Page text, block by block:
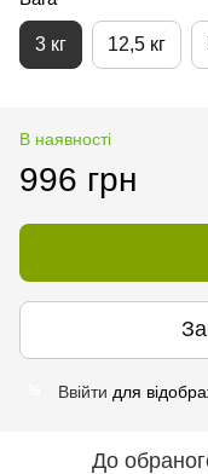
3 кг 12,5 кг
В наявності
996 грн
Ввійти для
До